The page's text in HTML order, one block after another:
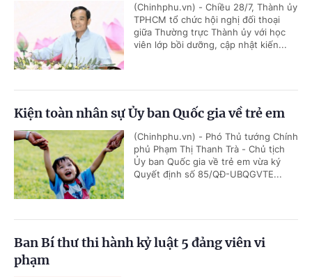
(Chinhphu.vn) - Chiều 28/7, Thành ủy
TPHCM tổ chức hội nghị đối thoại
giữa Thường trực Thành ủy với học
viên lớp bồi dưỡng, cập nhật kiến...
Kiện toàn nhân sự Ủy ban Quốc gia về trẻ em
(Chinhphu.vn) - Phó Thủ tướng Chính
phủ Phạm Thị Thanh Trà - Chủ tịch
Ủy ban Quốc gia về trẻ em vừa ký
Quyết định số 85/QĐ-UBQGVTE...
Ban Bí thư thi hành kỷ luật 5 đảng viên vi
phạm